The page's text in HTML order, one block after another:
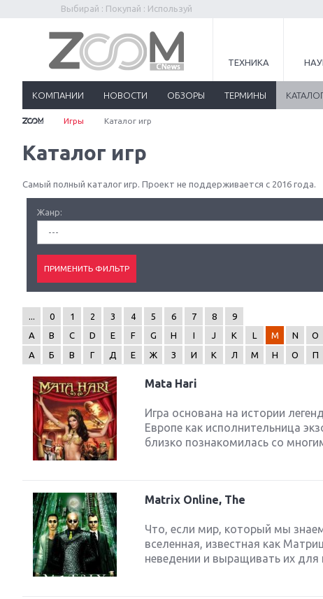
Выбирай : Покупай : Используй
ТЕХНИКА
КОМПАНИИ НОВОСТИ ОБЗОРЫ ТЕРМИНЫ
Игры Каталог игр
Каталог игр
Самый полный каталог игр. Проект не поддерживается с 2016 года.
Жанр:
---
0 1 2 3 4 5 6 7 8
9
A
B C D E F G H I J K L M N O
А
Б В Г Д Е Ж З И К Л М Н О П
Mata Hari
Игра основана на истории
Европе как исполнительница
близко познакомилась со
Matrix Online, The
Что, если мир, который мы
вселенная, известная как
неведении и выращивать их для
Next